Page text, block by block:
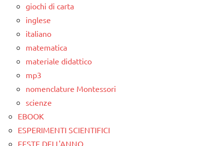
giochi di carta
inglese
italiano
matematica
materiale didattico
mp3
nomenclature Montessori
scienze
EBOOK
ESPERIMENTI SCIENTIFICI
FESTE DELL'ANNO